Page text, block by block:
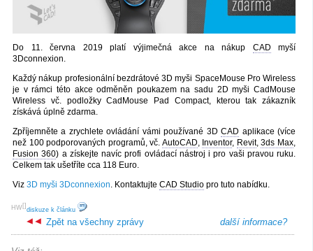
Do 11. června 2019 platí výjimečná akce na nákup CAD myší
3Dconnexion.
Každý nákup profesionální bezdrátové 3D myši SpaceMouse Pro Wireless
je v rámci této akce odměněn poukazem na sadu 2D myši CadMouse
Wireless vč. podložky CadMouse Pad Compact, kterou tak zákazník
získává úplně zdarma.
Zpříjemněte a zrychlete ovládání vámi používané 3DCAD aplikace (více
než 100 podporovaných programů, vč. AutoCAD, Inventor, Revit,3ds Max,
Fusion 360) a získejte navíc profi ovládací nástroj i pro vaši pravou ruku.
Celkem tak ušetříte cca 118 Euro.
Viz 3D myši 3Dconnexion. Kontaktujte CAD Studio pro tuto nabídku.
[
HW ]
diskuze k článku
další informace?
Zpět na všechny zprávy